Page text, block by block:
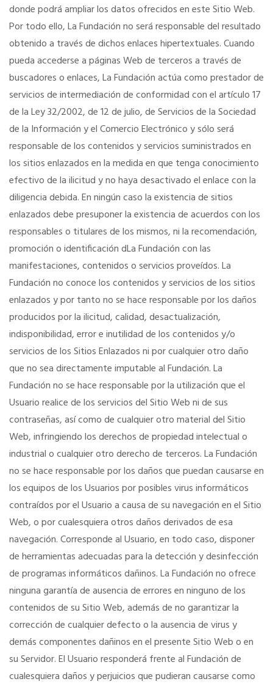
donde podrá ampliar los datos ofrecidos en este Sitio Web.
Por todo ello, La Fundación no será responsable del resultado
obtenido a través de dichos enlaces hipertextuales. Cuando
pueda accederse a páginas Web de terceros a través de
buscadores o enlaces, La Fundación actúa como prestador de
servicios de intermediación de conformidad con el artículo 17
de la Ley 32/2002, de 12 de julio, de Servicios de la Sociedad
de la Información y el Comercio Electrónico y sólo será
responsable de los contenidos y servicios suministrados en
los sitios enlazados en la medida en que tenga conocimiento
efectivo de la ilicitud y no haya desactivado el enlace con la
diligencia debida. En ningún caso la existencia de sitios
enlazados debe presuponer la existencia de acuerdos con los
responsables o titulares de los mismos, ni la recomendación,
promoción o identificación dLa Fundación con las
manifestaciones, contenidos o servicios proveídos. La
Fundación no conoce los contenidos y servicios de los sitios
enlazados y por tanto no se hace responsable por los daños
producidos por la ilicitud, calidad, desactualización,
indisponibilidad, error e inutilidad de los contenidos y/o
servicios de los Sitios Enlazados ni por cualquier otro daño
que no sea directamente imputable al Fundación. La
Fundación no se hace responsable por la utilización que el
Usuario realice de los servicios del Sitio Web ni de sus
contraseñas, así como de cualquier otro material del Sitio
Web, infringiendo los derechos de propiedad intelectual o
industrial o cualquier otro derecho de terceros. La Fundación
no se hace responsable por los daños que puedan causarse en
los equipos de los Usuarios por posibles virus informáticos
contraídos por el Usuario a causa de su navegación en el Sitio
Web, o por cualesquiera otros daños derivados de esa
navegación. Corresponde al Usuario, en todo caso, disponer
de herramientas adecuadas para la detección y desinfección
de programas informáticos dañinos. La Fundación no ofrece
ninguna garantía de ausencia de errores en ninguno de los
contenidos de su Sitio Web, además de no garantizar la
corrección de cualquier defecto o la ausencia de virus y
demás componentes dañinos en el presente Sitio Web o en
su Servidor. El Usuario responderá frente al Fundación de
cualesquiera daños y perjuicios que pudieran causarse como